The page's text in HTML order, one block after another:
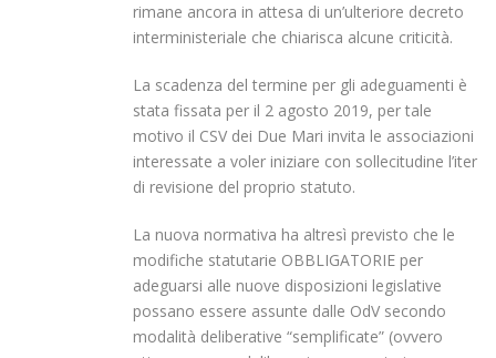
rimane ancora in attesa di un’ulteriore decreto
interministeriale che chiarisca alcune criticità.
La scadenza del termine per gli adeguamenti è
stata fissata per il 2 agosto 2019, per tale
motivo il CSV dei Due Mari invita le associazioni
interessate a voler iniziare con sollecitudine l’iter
di revisione del proprio statuto.
La nuova normativa ha altresì previsto che le
modifiche statutarie OBBLIGATORIE per
adeguarsi alle nuove disposizioni legislative
possano essere assunte dalle OdV secondo
modalità deliberative “semplificate” (ovvero